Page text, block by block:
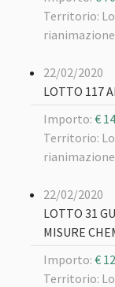
Territorio:
22/02/2020
LOTTO 117
Importo: €
Territorio:
22/02/2020
LOTTO 31
MISURE
Importo: €
Territorio: